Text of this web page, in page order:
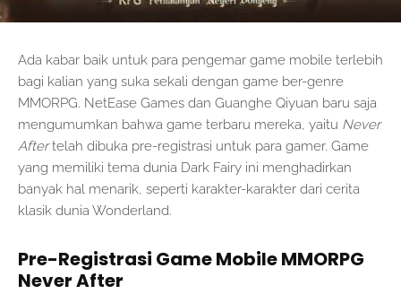
Ada kabar baik untuk para pengemar game mobile terlebih
bagi kalian yang suka sekali dengan game ber-genre
MMORPG. NetEase Games dan Guanghe Qiyuan baru saja
mengumumkan bahwa game terbaru mereka, yaitu Never
Aftertelah dibuka pre-registrasi untuk para gamer. Game
yang memiliki tema dunia Dark Fairy ini menghadirkan
banyak hal menarik, seperti karakter-karakter dari cerita
klasik dunia Wonderland.
Pre-Registrasi Game Mobile MMORPG
Never After